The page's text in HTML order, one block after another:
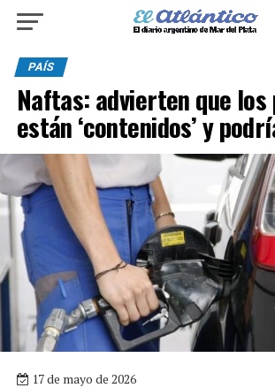
PAÍS
Naftas: advierten que
están ‘contenidos’ y
17 de mayo de 2026